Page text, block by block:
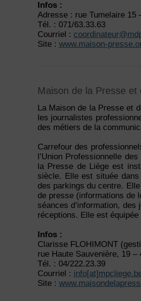
Infos :
Adresse : rue Tumelaire 15
Tél. : 071/63.33.63
Courriel :
Site : www.maison-
Maison de la Presse et
La Maison de la Presse et
les journalistes
des métiers de la
Carrefour des
l’Union Professionnelle
la Presse de Liège est
siècle. Elle est située
des parkings du centre.
de presse (informations de
séances d’information,
réceptions. Elle est équipée
Infos :
Clarisse FLOHIMONT
rue Haute Sauvenière, 19 –
Tél. : 04/222.23.39
Courriel :
Site :